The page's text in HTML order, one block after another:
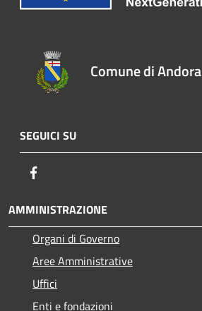
Comune di Andora
SEGUICI SU
AMMINISTRAZIONE
Organi di Governo
Aree Amministrative
Uffici
Enti e fondazioni